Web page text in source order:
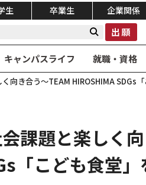
生 卒業生 企業関係
出願
キャンパスライフ 就職・資格
向き合う～TEAM HIROSHIMA SDGs
課題と楽しく
「こども食堂